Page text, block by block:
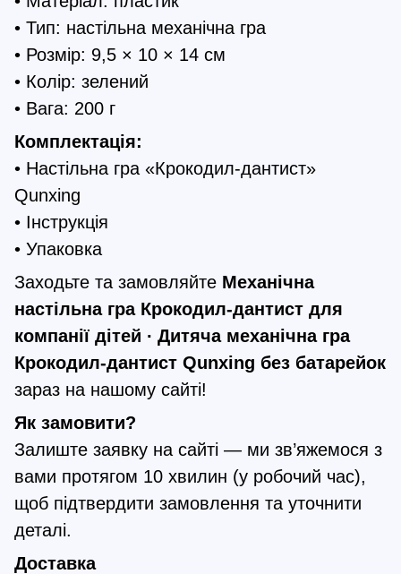
• Тип: настільна механічна гра
• Розмір: 9,5 × 10 × 14 см
• Колір: зелений
• Вага: 200 г
Комплектація:
• Настільна гра «Крокодил-дантист»
Qunxing
• Інструкція
• Упаковка
Заходьте та замовляйте Механічна
настільна гра Крокодил-дантист для
компанії дітей ∙ Дитяча механічна гра
Крокодил-дантист Qunxing без батарейок
зараз на нашому сайті!
Як замовити?
Залиште заявку на сайті — ми зв’яжемося з
вами протягом 10 хвилин (у робочий час),
щоб підтвердити замовлення та уточнити
деталі.
Доставка